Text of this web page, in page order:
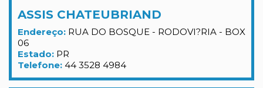
ASSIS CHATEUBRIAND
Endereço: RUA DO BOSQUE - RODOVI?RIA - BOX
06
Estado: PR
Telefone: 44 3528 4984